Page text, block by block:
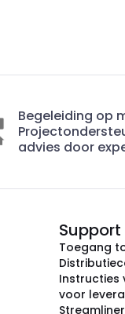
Begeleiding op
advies door
Support
Toegang
Instructies
voor
Streamliner